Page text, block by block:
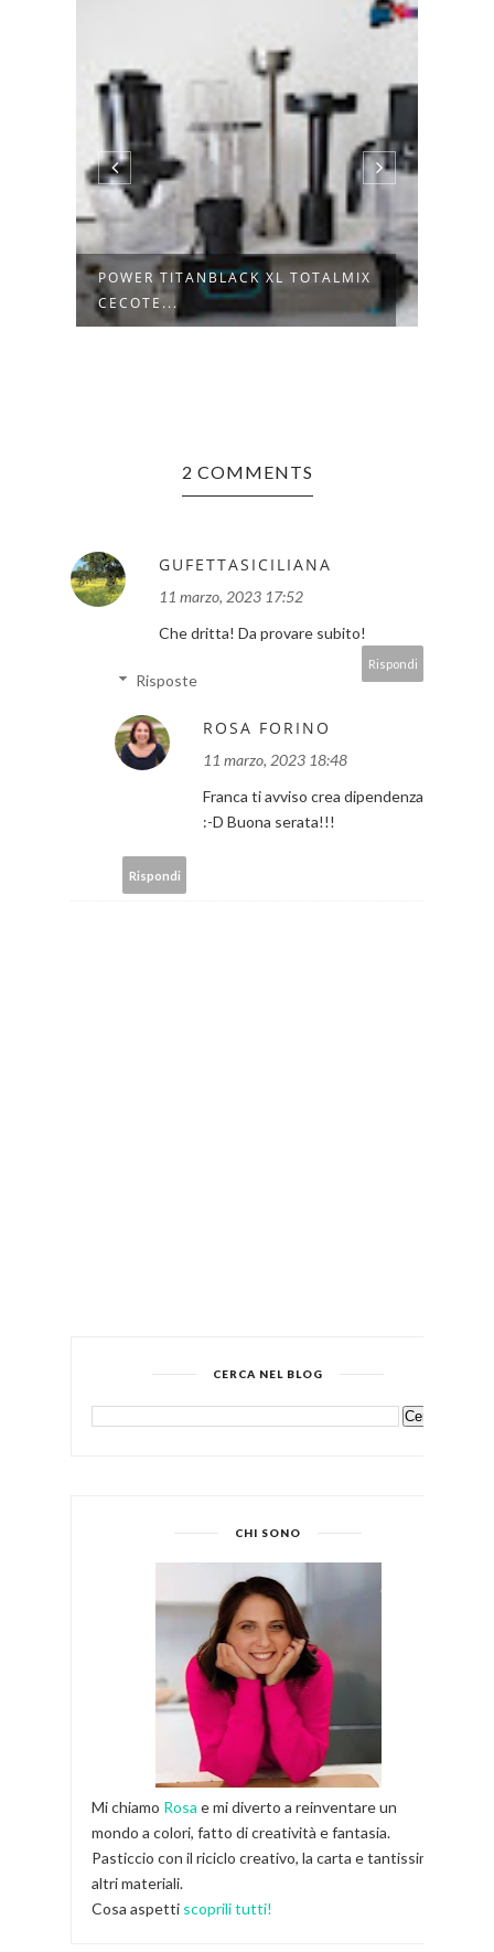
POWER TITANBLACK XL TOTALMIX
CECOTE...
2 COMMENTS
GUFETTASICILIANA
11 marzo, 2023 17:52
Che dritta! Da provare subito!
Rispondi
Risposte
ROSA FORINO
11 marzo, 2023 18:48
Franca ti avviso crea dipendenza
:-D Buona serata!!!
Rispondi
CERCA NEL BLOG
CHI SONO
Mi chiamo Rosa e mi diverto a reinventare un
mondo a colori, fatto di creatività e fantasia.
Pasticcio con il riciclo creativo, la carta e tantissimi
altri materiali.
Cosa aspetti scoprili tutti!